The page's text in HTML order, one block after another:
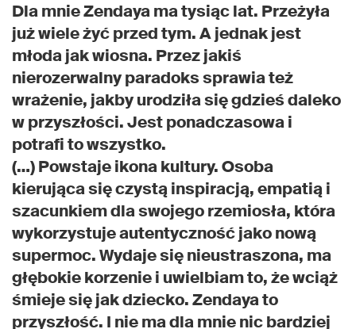
Dla mnie Zendaya ma tysiąc lat. Przeżyła
już wiele żyć przed tym. A jednak jest
młoda jak wiosna. Przez jakiś
nierozerwalny paradoks sprawia też
wrażenie, jakby urodziła się gdzieś daleko
w przyszłości. Jest ponadczasowa i
potrafi to wszystko.
(…) Powstaje ikona kultury. Osoba
kierująca się czystą inspiracją, empatią i
szacunkiem dla swojego rzemiosła, która
wykorzystuje autentyczność jako nową
supermoc. Wydaje się nieustraszona, ma
głębokie korzenie i uwielbiam to, że wciąż
śmieje się jak dziecko. Zendaya to
przyszłość. I nie ma dla mnie nic bardziej